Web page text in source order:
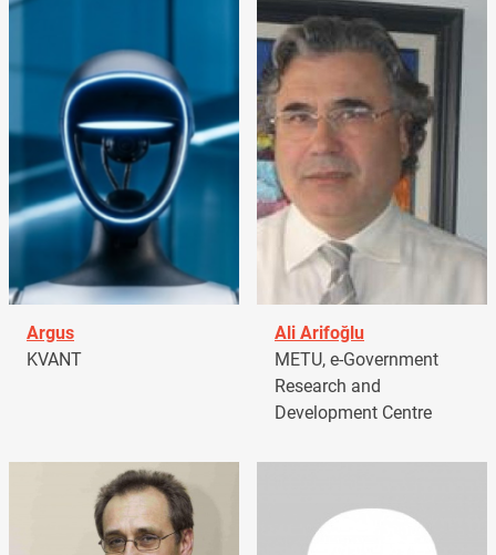
Argus
KVANT
Ali Arifoğlu
METU, e-Government
Research and
Development Centre